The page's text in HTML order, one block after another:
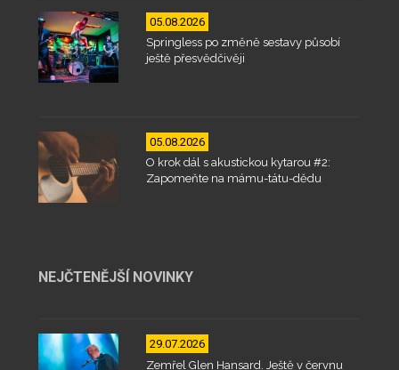
05.08.2026
Springless po změně sestavy působí
ještě přesvědčivěji
05.08.2026
O krok dál s akustickou kytarou #2:
Zapomeňte na mámu-tátu-dědu
NEJČTENĚJŠÍ NOVINKY
29.07.2026
Zemřel Glen Hansard. Ještě v červnu